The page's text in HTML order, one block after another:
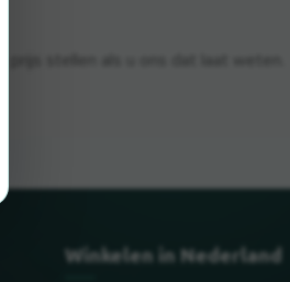
stellen als u ons dat laat weten.
Winkelen in Nederland